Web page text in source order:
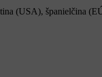
(USA), španielčina